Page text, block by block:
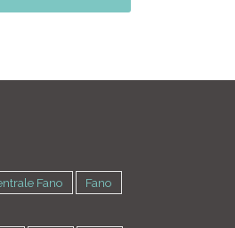
Fano
Fano